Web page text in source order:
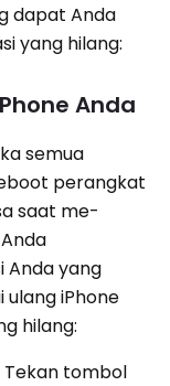
dapat Anda
yang hilang:
Anda
semua
perangkat
saat me-
Anda yang
ulang iPhone
hilang:
Tekan tombol